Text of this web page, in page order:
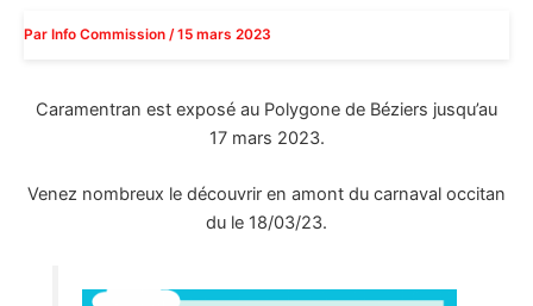
Par Info Commission /15 mars 2023
Caramentran est exposé au Polygone de Béziers jusqu’au
17 mars 2023.
Venez nombreux le découvrir en amont du carnaval occitan
du le 18/03/23.